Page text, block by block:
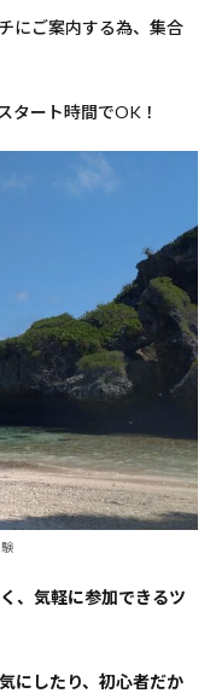
にご案内する為、集合
タート時間でOK！
、気軽に参加できるツ
にしたり、初心者だか